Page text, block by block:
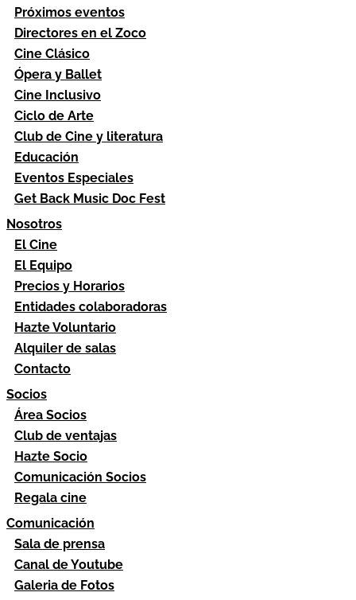
Próximos eventos
Directores en el Zoco
Cine Clásico
Ópera y Ballet
Cine Inclusivo
Ciclo de Arte
Club de Cine y literatura
Educación
Eventos Especiales
Get Back Music Doc Fest
Nosotros
El Cine
El Equipo
Precios y Horarios
Entidades colaboradoras
Hazte Voluntario
Alquiler de salas
Contacto
Socios
Área Socios
Club de ventajas
Hazte Socio
Comunicación Socios
Regala cine
Comunicación
Sala de prensa
Canal de Youtube
Galeria de Fotos